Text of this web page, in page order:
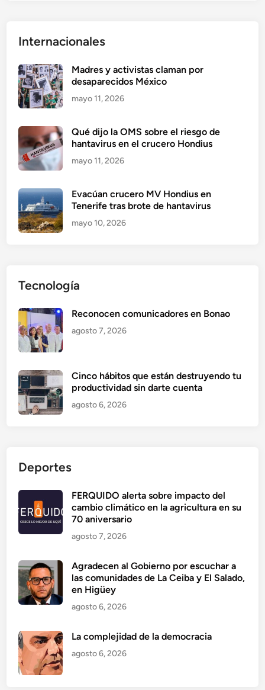
Internacionales
Madres y activistas claman por
desaparecidos México
mayo 11, 2026
Qué dijo la OMS sobre el riesgo de
hantavirus en el crucero Hondius
mayo 11, 2026
Evacúan crucero MV Hondius en
Tenerife tras brote de hantavirus
mayo 10, 2026
Tecnología
Reconocen comunicadores en Bonao
agosto 7, 2026
Cinco hábitos que están destruyendo tu
productividad sin darte cuenta
agosto 6, 2026
Deportes
FERQUIDO alerta sobre impacto del
cambio climático en la agricultura en su
70 aniversario
agosto 7, 2026
Agradecen al Gobierno por escuchar a
las comunidades de La Ceiba y El Salado,
en Higüey
agosto 6, 2026
La complejidad de la democracia
agosto 6, 2026